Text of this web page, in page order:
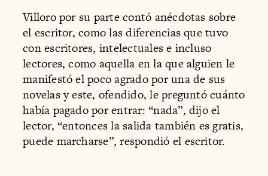
Villoro por su parte contó anécdotas sobre
el escritor, como las diferencias que tuvo
con escritores, intelectuales e incluso
lectores, como aquella en la que alguien le
manifestó el poco agrado por una de sus
novelas y este, ofendido, le preguntó cuánto
había pagado por entrar: “nada”, dijo el
lector, “entonces la salida también es gratis,
puede marcharse”, respondió el escritor.